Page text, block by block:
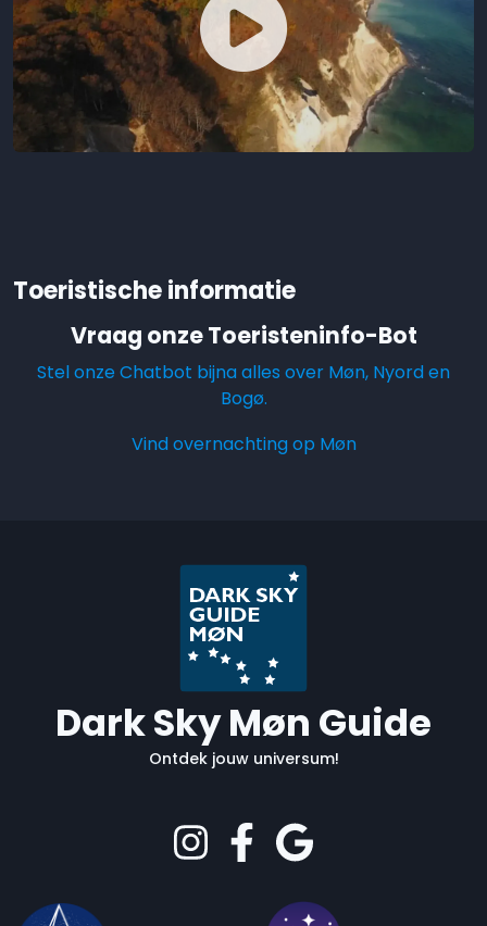
Toeristische informatie
Vraag onze Toeristeninfo-Bot
Stel onze Chatbot bijna alles over Møn, Nyord en
Bogø.
Vind overnachting op Møn
Dark Sky Møn Guide
Ontdek jouw universum!